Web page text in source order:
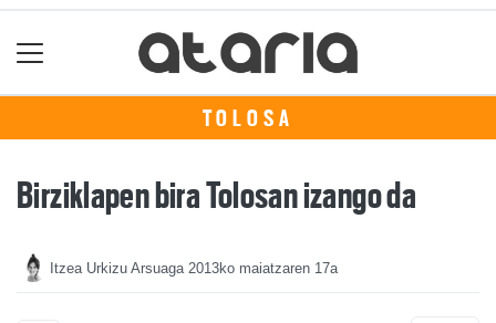
TOLOSA
Birziklapen bira Tolosan izango da
Itzea Urkizu Arsuaga 2013ko maiatzaren 17a